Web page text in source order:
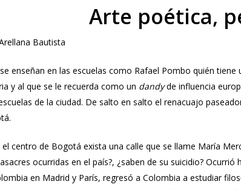
Arte poética,
Bautista
enseñan en las escuelas como Rafael Pombo quién
y al que se le recuerda como un dandyde influencia
de la ciudad. De salto en salto el renacuajo
centro de Bogotá exista una calle que se llame María
ocurridas en el país?, ¿saben de su suicidio?
en Madrid y París, regresó a Colombia a estudiar